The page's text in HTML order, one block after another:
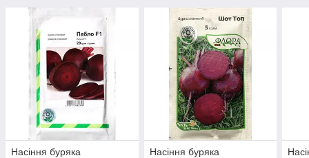
Насіння буряка
Насіння буряка